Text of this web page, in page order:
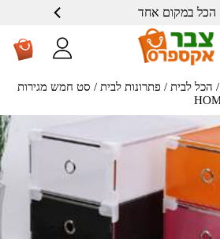
הכל במקום אחד
שרות ברמה גבוה
/ הכל לבית / פתרונות לבית / סט חמש מגירות